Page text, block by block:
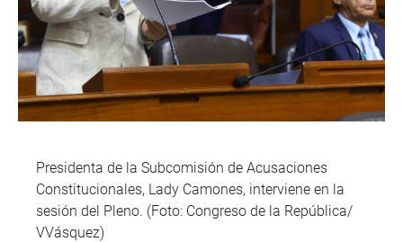
Presidenta de la Subcomisión de Acusaciones
Constitucionales, Lady Camones, interviene en la
sesión del Pleno. (Foto: Congreso de la República/
VVásquez)